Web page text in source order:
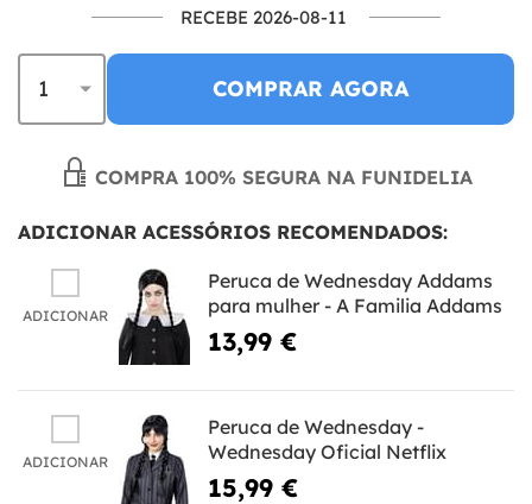
RECEBE 2026-08-11
COMPRAR AGORA
COMPRA 100% SEGURA NA FUNIDELIA
ADICIONAR ACESSÓRIOS RECOMENDADOS:
ADICIONAR
Peruca de Wednesday Addams
para mulher - A Familia Addams
13,99 €
ADICIONAR
Peruca de Wednesday -
Wednesday Oficial Netflix
15,99 €